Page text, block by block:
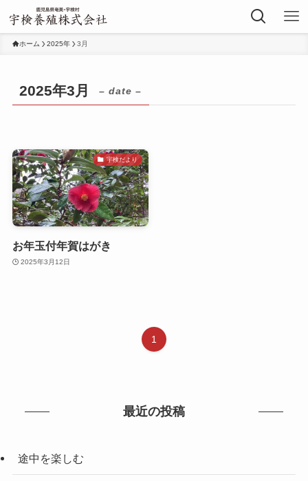
ホーム 2025年 3月
2025年3月 – date –
宇検だより
お年玉付年賀はがき
2025年3月12日
1
最近の投稿
途中を楽しむ